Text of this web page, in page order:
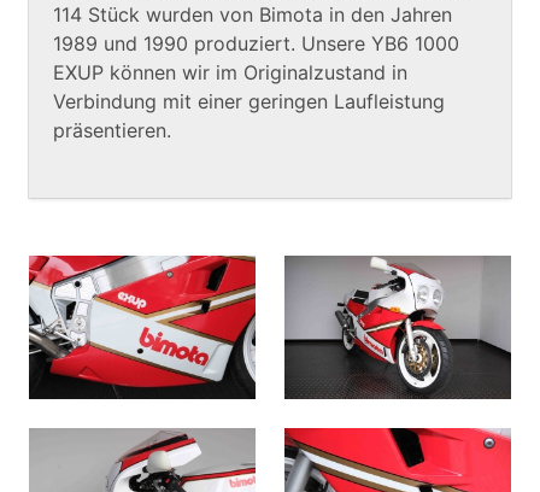
114 Stück wurden von Bimota in den Jahren
1989 und 1990 produziert. Unsere YB6 1000
EXUP können wir im Originalzustand in
Verbindung mit einer geringen Laufleistung
präsentieren.